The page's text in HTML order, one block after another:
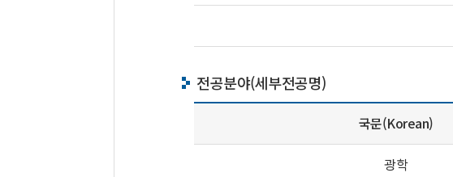
전공분야(세부전공명)
국문(Korean)
광학